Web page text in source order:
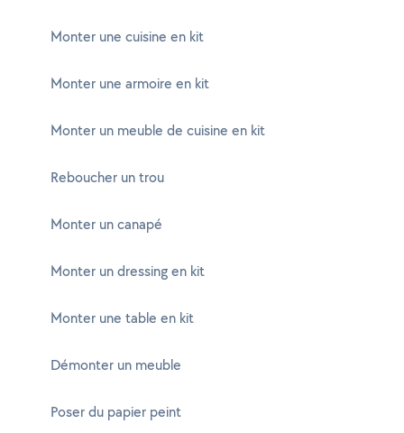
Monter une cuisine en kit
Monter une armoire en kit
Monter un meuble de cuisine en kit
Reboucher un trou
Monter un canapé
Monter un dressing en kit
Monter une table en kit
Démonter un meuble
Poser du papier peint